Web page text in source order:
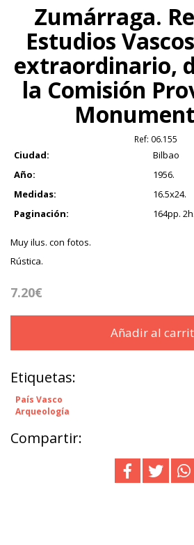
Zumárraga.
Estudios
extraordinario,
la Comisión
Ref: 06.155
Ciudad:
Bilbao
Año:
1956.
Medidas:
16.5x24.
Paginación:
164pp. 2h.
Muy ilus. con fotos.
Rústica.
7.20€
Añadir al
Etiquetas:
País Vasco
Arqueología
Compartir: